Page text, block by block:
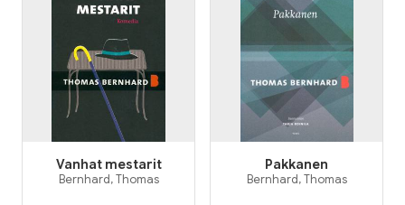
Vanhat mestarit
Bernhard, Thomas
Pakkanen
Bernhard, Thomas